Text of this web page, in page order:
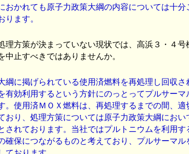
おかれても原子力政策大綱の内容については十分
ります。
方策が決まっていない現状では、高浜３・４号
中止すべきではありませんか。
に掲げられている使用済燃料を再処理し回収さ
有効利用するという方針にのっとってプルサーマ
。使用済ＭＯＸ燃料は、再処理するまでの間、適
おり、処理方策については原子力政策大綱におい
されております。当社ではプルトニウムを利用す
確保につながるものと考えており、プルサーマル